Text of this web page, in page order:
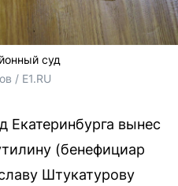
суд
/ E1.RU
Екатеринбурга вынес
(бенефициар
Штукатурову